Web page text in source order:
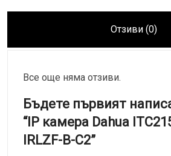
Отзиви (0)
Все още няма отзиви.
Бъдете първият
“IP камерa Dahua
IRLZF-B-C2”